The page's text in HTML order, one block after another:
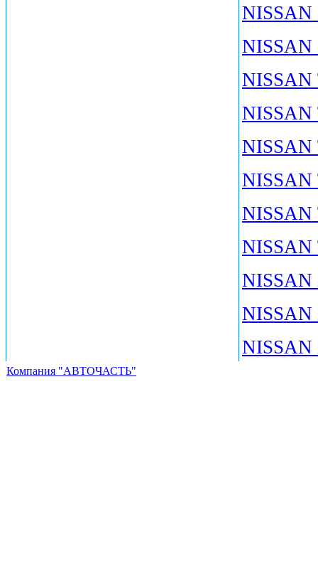
NISSAN
NISSAN
NISSAN
NISSAN
NISSAN
NISSAN
Компания "АВТОЧАСТЬ"